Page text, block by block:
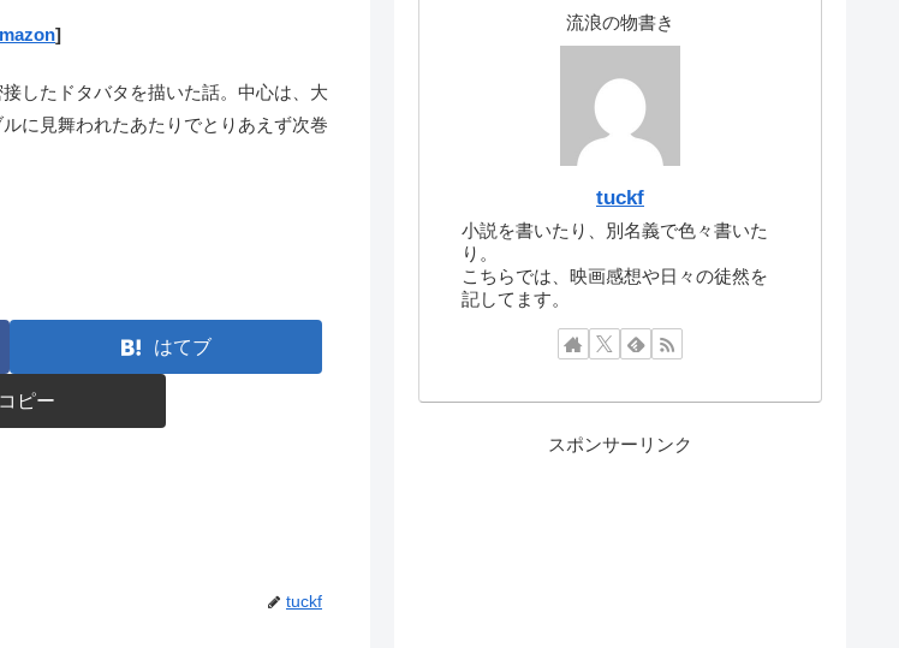
]
したドタバタを描いた話。中心は、大
に見舞われたあたりでとりあえず次巻
はてブ
コピー
tuckf
流浪の物書き
tuckf
小説を書いたり、別名義で色々書いた
り。
こちらでは、映画感想や日々の徒然を
記してます。
スポンサーリンク